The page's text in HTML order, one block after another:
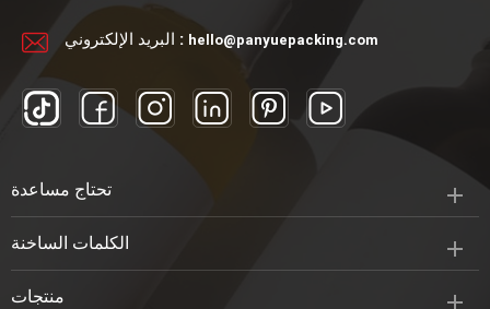
البريد الإلكتروني : hello@panyuepacking.com
تحتاج مساعدة
الكلمات الساخنة
منتجات